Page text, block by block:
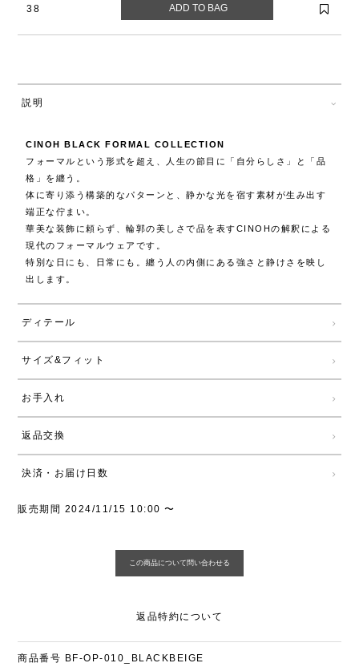
38
説明
CINOH BLACK FORMAL COLLECTION
フォーマルという形式を超え、人生の節目に「自分らしさ」と「品
格」を纏う。
体に寄り添う構築的なパターンと、静かな光を宿す素材が生み出す
端正な佇まい。
華美な装飾に頼らず、輪郭の美しさで品を表すCINOHの解釈による
現代のフォーマルウェアです。
特別な日にも、日常にも。纏う人の内側にある強さと静けさを映し
出します。
ディテール
サイズ&フィット
お手入れ
返品交換
決済・お届け日数
販売期間 2024/11/15 10:00〜
返品特約について
商品番号 BF-OP-010_BLACKBEIGE